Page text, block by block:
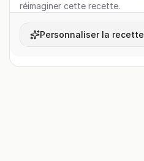
réimaginer cette recette.
Personnaliser la recette